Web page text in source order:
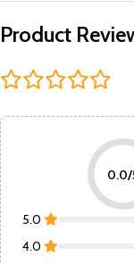
Product
0.0/
5.0
4.0